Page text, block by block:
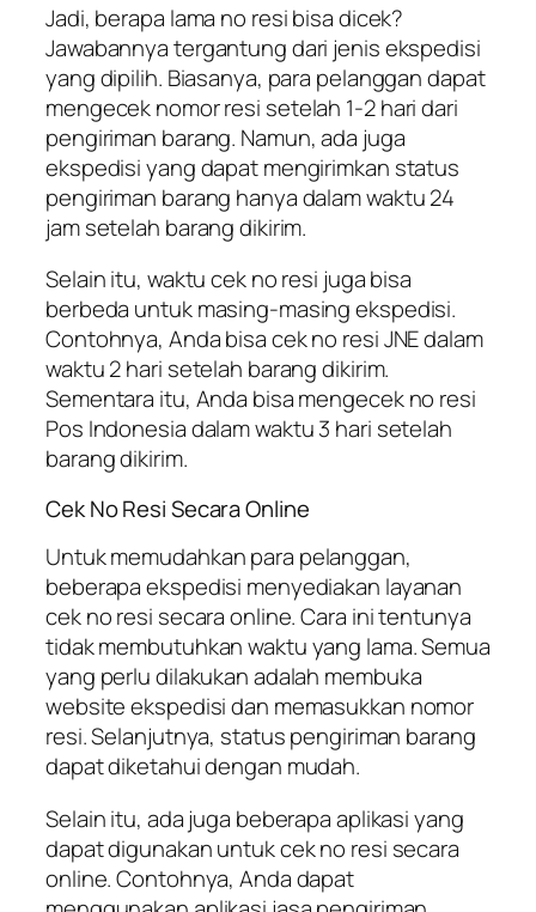
Jadi, berapa lama no resi bisa dicek?
Jawabannya tergantung dari jenis ekspedisi
yang dipilih. Biasanya, para pelanggan dapat
mengecek nomor resi setelah 1-2 hari dari
pengiriman barang. Namun, ada juga
ekspedisi yang dapat mengirimkan status
pengiriman barang hanya dalam waktu 24
jam setelah barang dikirim.
Selain itu, waktu cek no resi juga bisa
berbeda untuk masing-masing ekspedisi.
Contohnya, Anda bisa cek no resi JNE dalam
waktu 2 hari setelah barang dikirim.
Sementara itu, Anda bisa mengecek no resi
Pos Indonesia dalam waktu 3 hari setelah
barang dikirim.
Cek No Resi Secara Online
Untuk memudahkan para pelanggan,
beberapa ekspedisi menyediakan layanan
cek no resi secara online. Cara ini tentunya
tidak membutuhkan waktu yang lama. Semua
yang perlu dilakukan adalah membuka
website ekspedisi dan memasukkan nomor
resi. Selanjutnya, status pengiriman barang
dapat diketahui dengan mudah.
Selain itu, ada juga beberapa aplikasi yang
dapat digunakan untuk cek no resi secara
online. Contohnya, Anda dapat